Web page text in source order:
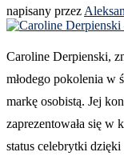
napisany przez
Caroline Derpienski,
młodego pokolenia w
markę osobistą. Jej
zaprezentowała się w
status celebrytki